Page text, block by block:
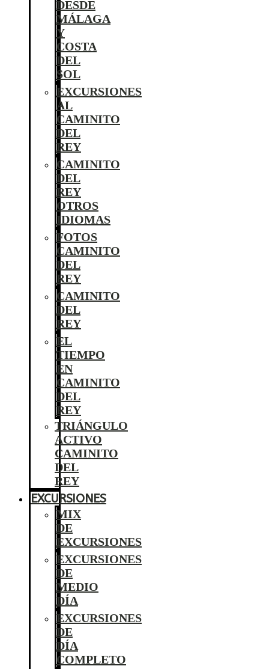
DESDE
MÁLAGA
Y
COSTA
DEL
SOL
EXCURSIONES
AL
CAMINITO
DEL
REY
CAMINITO
DEL
REY
OTROS
IDIOMAS
FOTOS
CAMINITO
DEL
REY
CAMINITO
DEL
REY
EL
TIEMPO
EN
CAMINITO
DEL
REY
TRIÁNGULO
ACTIVO
CAMINITO
DEL
REY
EXCURSIONES
MIX
DE
EXCURSIONES
EXCURSIONES
DE
MEDIO
DÍA
EXCURSIONES
DE
DÍA
COMPLETO